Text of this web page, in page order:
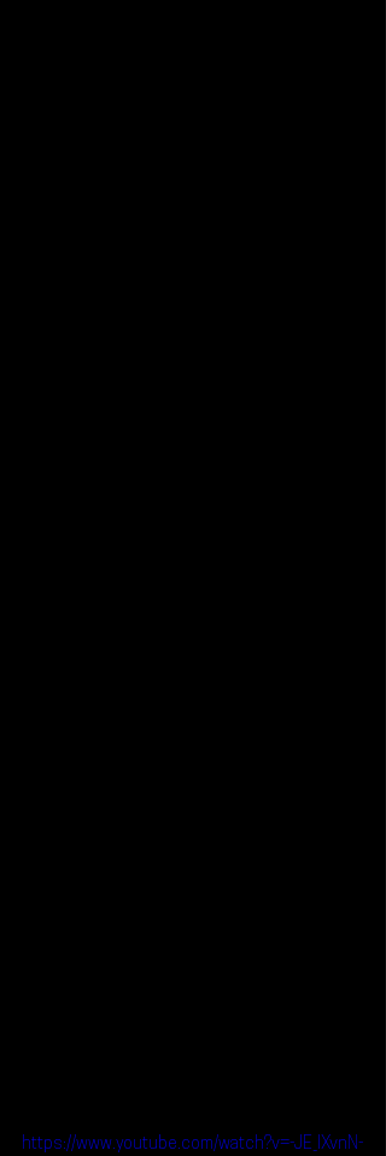
https://www.youtube.com/watch?v=-JE_lXvnN-